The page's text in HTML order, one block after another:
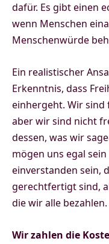
dafür. Es gibt einen
wenn Menschen
Menschenwürde
Ein realistischer
Erkenntnis, dass
einhergeht. Wir sind
aber wir sind nicht
dessen, was wir
mögen uns egal
einverstanden sein,
gerechtfertigt sind,
die wir alle bezahlen.
Wir zahlen die